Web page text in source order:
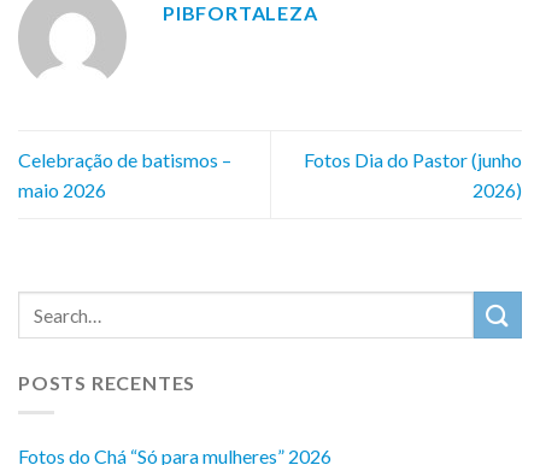
PIBFORTALEZA
Celebração de batismos –
maio 2026
Fotos Dia do Pastor (junho
2026)
POSTS RECENTES
Fotos do Chá “Só para mulheres” 2026